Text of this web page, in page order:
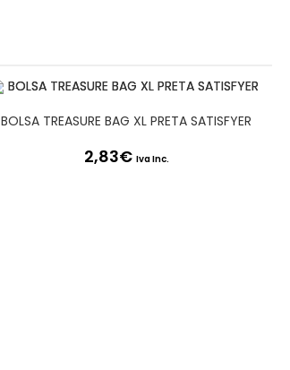
BOLSA TREASURE BAG XL PRETA SATISFYER
2,83€ Iva Inc.